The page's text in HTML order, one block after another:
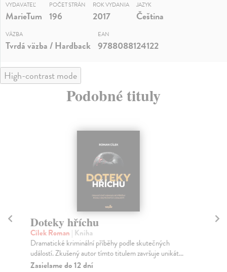
VYDAVATEĽ
MarieTum
POČET STRÁN
196
ROK VYDANIA
2017
JAZYK
Čeština
VÄZBA
Tvrdá väzba / Hardback
EAN
9788088124122
High-contrast mode
Podobné tituly
Doteky hříchu
Cílek Roman | Kniha
Dramatické kriminální příběhy podle skutečných
událostí. Zkušený autor tímto titulem završuje unikát...
Zasielame do 12 dní